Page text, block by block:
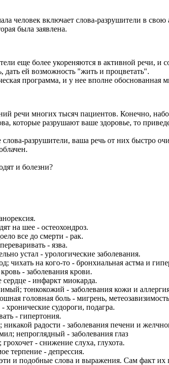
человек включает слова-разрушители в
была заявлена.
еще более укореняются в активной речи, и
дать ей возможность "жить и процветать".
программа, и у нее вполне обоснованная
многих тысяч пациентов. Конечно,
которые разрушают ваше здоровье, то
разрушители, ваша речь от них быстро
и болезни?
на шее - остеохондроз.
все до смерти - рак.
- язва.
устал - урологические заболевания.
чихать на кого-то - бронхиальная астма и
- заболевания крови.
сердце - инфаркт миокарда.
тонкокожий - заболевания кожи и
головная боль - мигрень,
судороги, подагра.
- гипертония.
радости - заболевания печени и
непроглядный - заболевания глаз
- снижение слуха, глухота.
терпение - депрессия.
и подобные слова и выражения. Сам факт их